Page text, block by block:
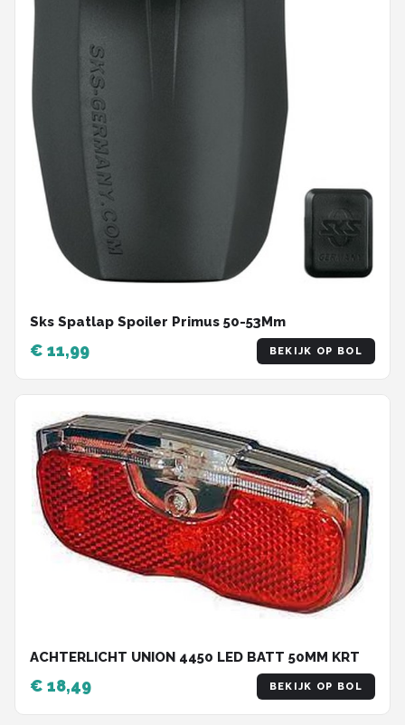
Sks Spatlap Spoiler Primus 50-53Mm
€ 11,99 BEKIJK OP BOL
ACHTERLICHT UNION 4450 LED BATT 50MM KRT
€ 18,49 BEKIJK OP BOL